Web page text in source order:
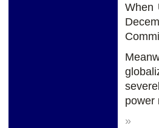
When
power
»